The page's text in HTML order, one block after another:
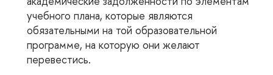
учебного плана, которые являются
обязательными на той образовательной
программе, на которую они желают
перевестись.